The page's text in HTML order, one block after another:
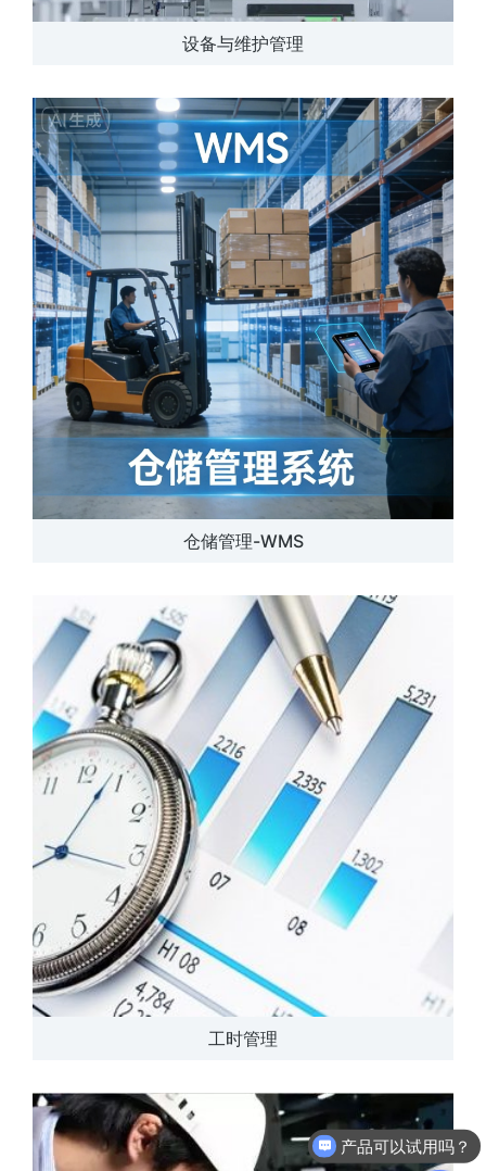
设备与维护管理
仓储管理-WMS
工时管理
产品可以试用吗？
软件有折扣吗？